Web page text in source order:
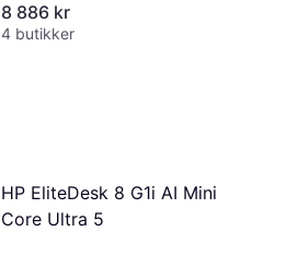
8 886 kr
4 butikker
HP EliteDesk 8 G1i AI Mini
Core Ultra 5